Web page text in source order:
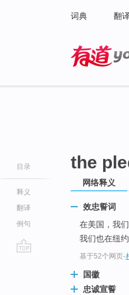
词典 翻
目录
释义
翻译
例句
the
网络释义
效忠誓词
在美国，我
我们也在纽
基于52个网页-
国徽
忠诚宣誓